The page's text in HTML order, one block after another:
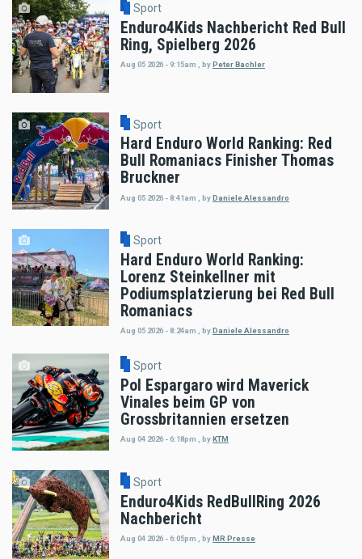
Sport
Enduro4Kids Nachbericht Red Bull
Ring, Spielberg 2026
Aug 05 2026 - 9:15am byPeter Bachler
Sport
Hard Enduro World Ranking: Red
Bull Romaniacs Finisher Thomas
Bruckner
Aug 05 2026 - 8:41am byDaniele Alessandro
Sport
Hard Enduro World Ranking:
Lorenz Steinkellner mit
Podiumsplatzierung bei Red Bull
Romaniacs
Aug 05 2026 - 8:24am , by Daniele Alessandro
Sport
Pol Espargaro wird Maverick
Vinales beim GP von
Grossbritannien ersetzen
Aug 04 2026 - 6:18pm byKTM
Sport
Enduro4Kids RedBullRing 2026
Nachbericht
Aug 04 2026 - 6:05pm byMR Presse